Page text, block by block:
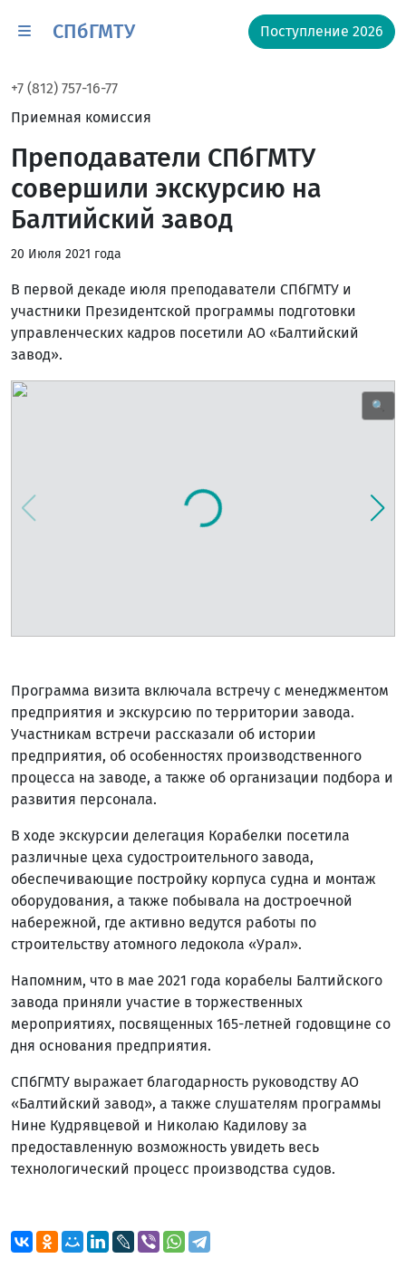
СПбГМТУ Поступление 2026
+7 (812) 757-16-77
Приемная комиссия
Преподаватели СПбГМТУ
совершили экскурсию на
Балтийский завод
20 Июля 2021 года
В первой декаде июля преподаватели СПбГМТУ и
участники Президентской программы подготовки
управленческих кадров посетили АО «Балтийский
завод».
🔍
Программа визита включала встречу с менеджментом
предприятия и экскурсию по территории завода.
Участникам встречи рассказали об истории
предприятия, об особенностях производственного
процесса на заводе, а также об организации подбора и
развития персонала.
В ходе экскурсии делегация Корабелки посетила
различные цеха судостроительного завода,
обеспечивающие постройку корпуса судна и монтаж
оборудования, а также побывала на достроечной
набережной, где активно ведутся работы по
строительству атомного ледокола «Урал».
Напомним, что в мае 2021 года корабелы Балтийского
завода приняли участие в торжественных
мероприятиях, посвященных 165-летней годовщине со
дня основания предприятия.
СПбГМТУ выражает благодарность руководству АО
«Балтийский завод», а также слушателям программы
Нине Кудрявцевой и Николаю Кадилову за
предоставленную возможность увидеть весь
технологический процесс производства судов.